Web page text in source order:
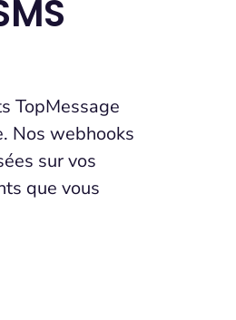
TopMessage
Nos webhooks
sur vos
que vous